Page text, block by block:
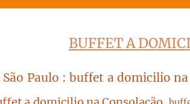
BUFFET A
Paulo : buffet a domicilio na